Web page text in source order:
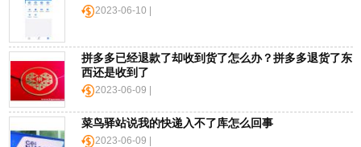
11.11
百
科
美
国
2023-06-10 |
拼多多已经退款了却收到货了怎么办？拼多多退货了东
西还是收到了
2023-06-09 |
菜鸟驿站说我的快递入不了库怎么回事
2023-06-09 |